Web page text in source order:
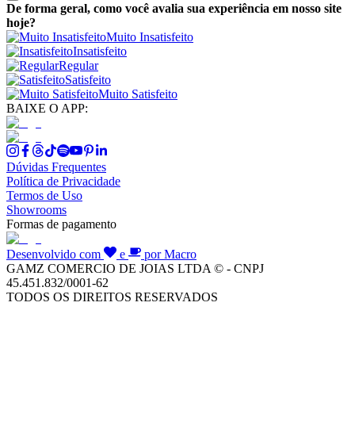
De forma geral, como você avalia sua experiência em nosso site
hoje?
Muito Insatisfeito
Insatisfeito
Regular
Satisfeito
Muito Satisfeito
BAIXE O APP:
Dúvidas Frequentes
Política de Privacidade
Termos de Uso
Showrooms
Formas de pagamento
Desenvolvido com e
por Macro
GAMZ COMERCIO DE JOIAS LTDA © - CNPJ
45.451.832/0001-62
TODOS OS DIREITOS RESERVADOS